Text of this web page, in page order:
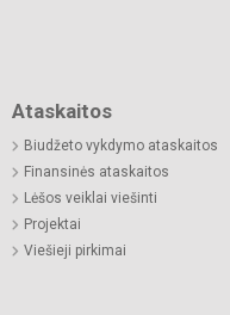
Ataskaitos
Biudžeto vykdymo ataskaitos
Finansinės ataskaitos
Lėšos veiklai viešinti
Projektai
Viešieji pirkimai